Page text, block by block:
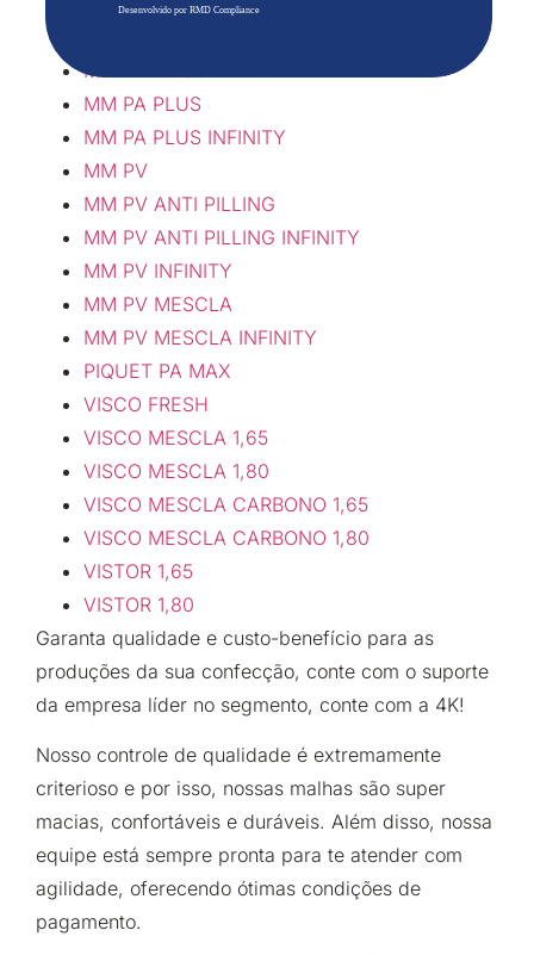
MM PA MESCLA LIGHT INFINITY
MM PA PLUS
MM PA PLUS INFINITY
MM PV
MM PV ANTI PILLING
MM PV ANTI PILLING INFINITY
MM PV INFINITY
MM PV MESCLA
MM PV MESCLA INFINITY
PIQUET PA MAX
VISCO FRESH
VISCO MESCLA 1,65
VISCO MESCLA 1,80
VISCO MESCLA CARBONO 1,65
VISCO MESCLA CARBONO 1,80
VISTOR 1,65
VISTOR 1,80
Garanta qualidade e custo-benefício para as
produções da sua confecção, conte com o suporte
da empresa líder no segmento, conte com a 4K!
Nosso controle de qualidade é extremamente
criterioso e por isso, nossas malhas são super
macias, confortáveis e duráveis.​ Além disso, nossa
equipe está sempre pronta para te atender com
agilidade, oferecendo ótimas condições de
pagamento.​
Desenvolvido por RMD Compliance